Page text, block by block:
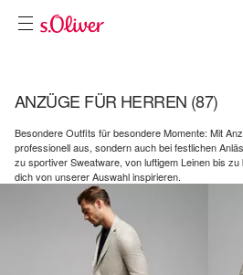
ANZÜGE FÜR HERREN (87)
Besondere Outfits für besondere Momente: Mit
professionell aus, sondern auch bei festlichen
zu sportiver Sweatware, von luftigem Leinen bis
dich von unserer Auswahl inspirieren.